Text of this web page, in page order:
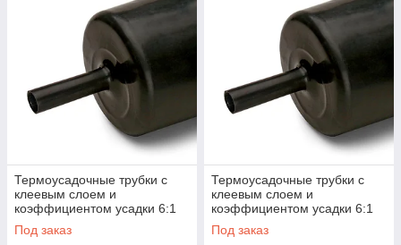
Термоусадочные трубки с
клеевым слоем и
коэффициентом усадки 6:1
ТТ-(6Х) КВТ ТТ-
(6Х)-119.4/22.9
Под заказ
Термоусадочные трубки с
клеевым слоем и
коэффициентом усадки 6:1
ТТ-(6Х) КВТ ТТ-(6Х)-33/5.5
Под заказ